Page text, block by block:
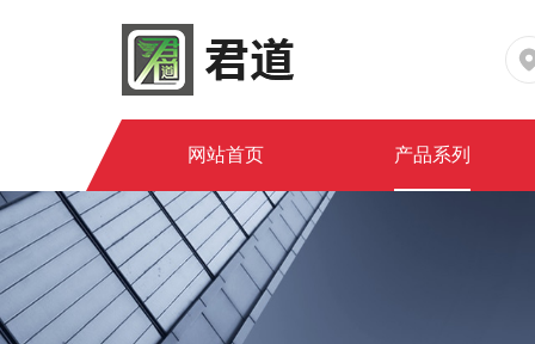
网站首页 产品系列